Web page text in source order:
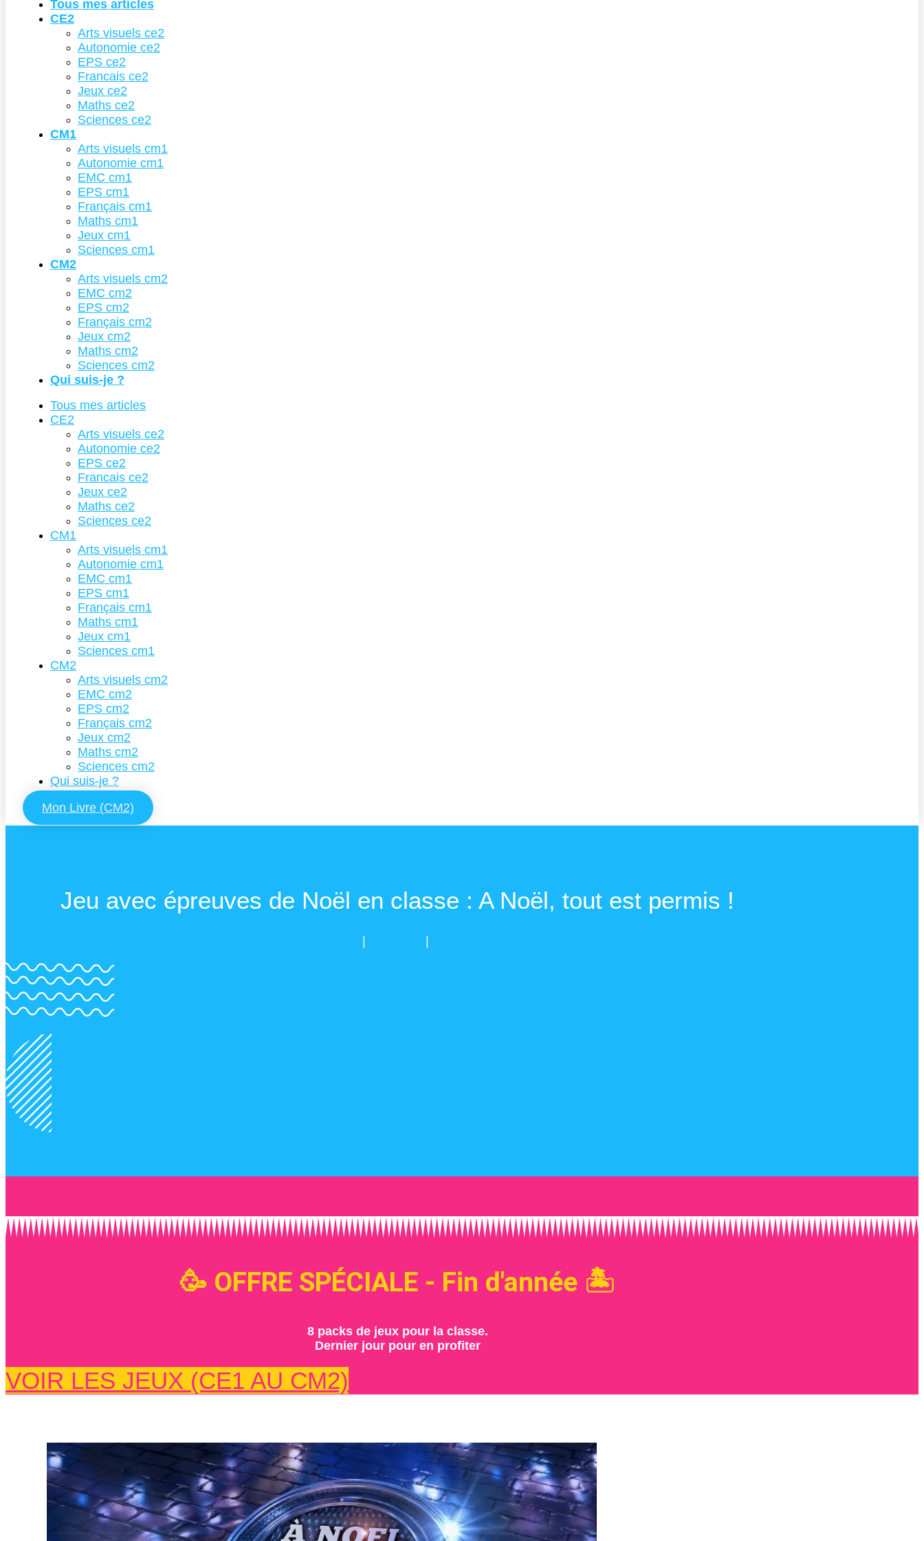
Tous mes articles
CE2
Arts visuels ce2
Autonomie ce2
EPS ce2
Francais ce2
Jeux ce2
Maths ce2
Sciences ce2
CM1
Arts visuels cm1
Autonomie cm1
EMC cm1
EPS cm1
Français cm1
Maths cm1
Jeux cm1
Sciences cm1
CM2
Arts visuels cm2
EMC cm2
EPS cm2
Français cm2
Jeux cm2
Maths cm2
Sciences cm2
Qui suis-je ?
Tous mes articles
CE2
Arts visuels ce2
Autonomie ce2
EPS ce2
Francais ce2
Jeux ce2
Maths ce2
Sciences ce2
CM1
Arts visuels cm1
Autonomie cm1
EMC cm1
EPS cm1
Français cm1
Maths cm1
Jeux cm1
Sciences cm1
CM2
Arts visuels cm2
EMC cm2
EPS cm2
Français cm2
Jeux cm2
Maths cm2
Sciences cm2
Qui suis-je ?
Mon Livre (CM2)
Jeu avec épreuves de Noël en classe : A Noël, tout est permis !
🥳 OFFRE SPÉCIALE - Fin d'année 🏝️
8 packs de jeux pour la classe.
Dernier jour pour en profiter
VOIR LES JEUX (CE1 AU CM2)